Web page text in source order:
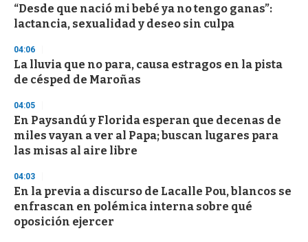
s
o
f
3
s
e
c
n
d
“Desde que nació mi bebé ya no tengo ganas”:
lactancia, sexualidad y deseo sin culpa
04:06
La lluvia que no para, causa estragos en la pista
de césped de Maroñas
04:05
En Paysandú y Florida esperan que decenas de
miles vayan a ver al Papa; buscan lugares para
las misas al aire libre
04:03
En la previa a discurso de Lacalle Pou, blancos se
enfrascan en polémica interna sobre qué
oposición ejercer